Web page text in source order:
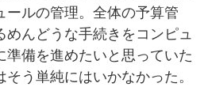
ールの管理。全体の予算管
んどうな手続きをコンピュ
準備を進めたいと思っていた
う単純にはいかなかった。